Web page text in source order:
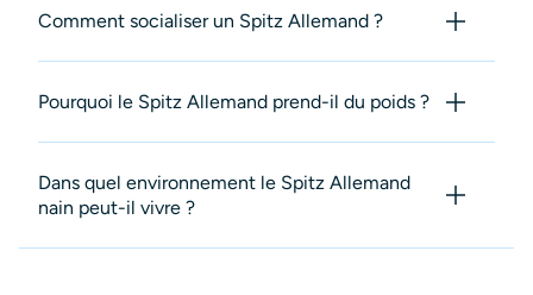
Comment socialiser un Spitz Allemand ?
Pourquoi le Spitz Allemand prend-il du poids ?
Dans quel environnement le Spitz Allemand
nain peut-il vivre ?